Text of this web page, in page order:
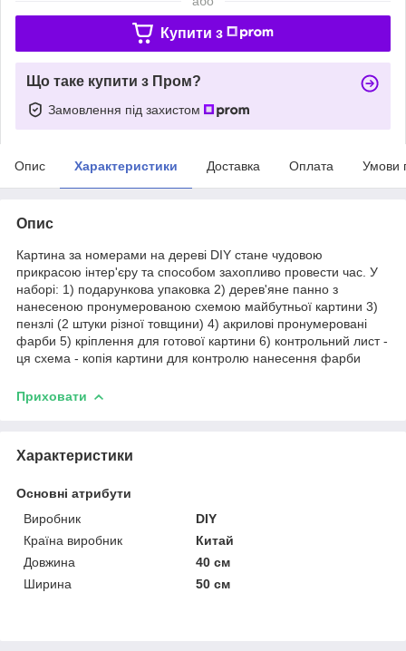
Купити з
Що таке купити з Пром?
Замовлення під захистом
Опис Характеристики Доставка Оплата Умови
Опис
Картина за номерами на дереві DIY стане чудовою
прикрасою інтер'єру та способом захопливо провести час. У
наборі: 1) подарункова упаковка 2) дерев'яне панно з
нанесеною пронумерованою схемою майбутньої картини 3)
пензлі (2 штуки різної товщини) 4) акрилові пронумеровані
фарби 5) кріплення для готової картини 6) контрольний лист -
ця схема - копія картини для контролю нанесення фарби
Приховати
Характеристики
Основні атрибути
Виробник
DIY
Країна виробник
Китай
Довжина
40 см
Ширина
50 см